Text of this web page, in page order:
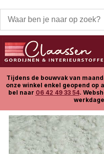
Tijdens de bouwvak van
onze winkel enkel geopend op
bel naar 06 42 49 33 54.